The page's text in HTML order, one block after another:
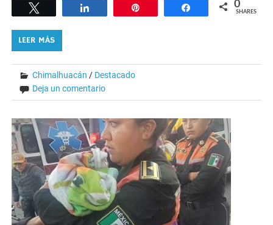
Share 0
SHARES
LEER MÁS
Chimalhuacán / Destacado
Deja un comentario